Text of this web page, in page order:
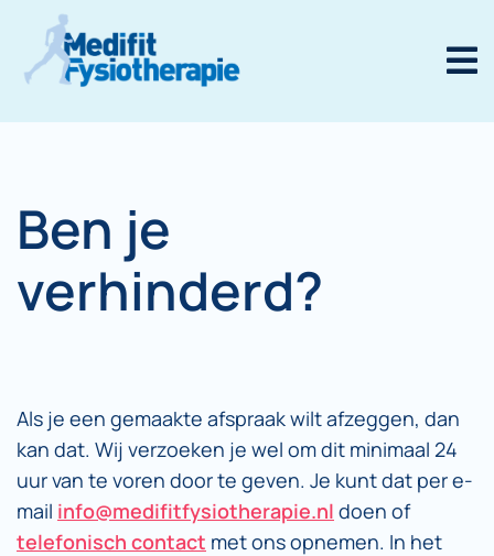
Ben je
verhinderd?
Als je een gemaakte afspraak wilt afzeggen, dan
kan dat. Wij verzoeken je wel om dit minimaal 24
uur van te voren door te geven. Je kunt dat per e-
mail info@medifitfysiotherapie.nl doen of
telefonisch contact met ons opnemen. In het